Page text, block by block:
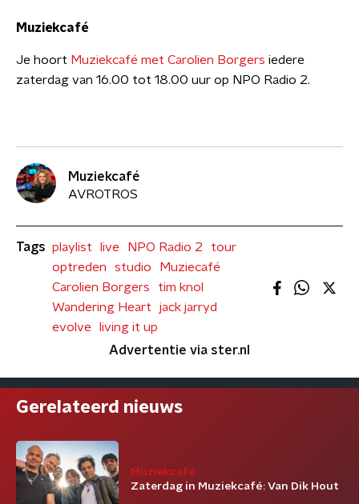
Muziekcafé
Je hoort Muziekcafé met Carolien Borgers iedere
zaterdag van 16.00 tot 18.00 uur op NPO Radio 2.
Muziekcafé
AVROTROS
Tags playlist live NPO Radio 2
tour
optreden
studio
Muziecafé
Carolien Borgers
tim knol
Wandering Heart
jack jarryd
evolve
living it up
Advertentie via ster.nl
Gerelateerd nieuws
Muziekcafé
Zaterdag in Muziekcafé: Van Dik Hout